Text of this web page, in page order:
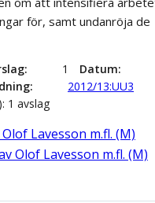
för, samt undanröja de
1
Datum
2012/13:UU3
1 avslag
Lavesson m.fl. (M)
Olof Lavesson m.fl. (M)